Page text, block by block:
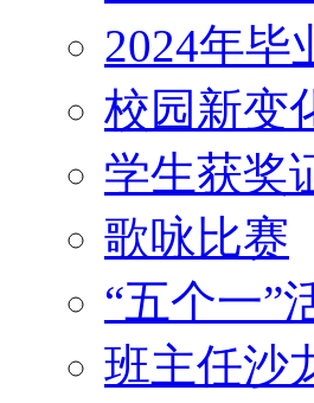
2024年毕
校园新变
学生获奖
歌咏比赛
“五个一”
班主任沙